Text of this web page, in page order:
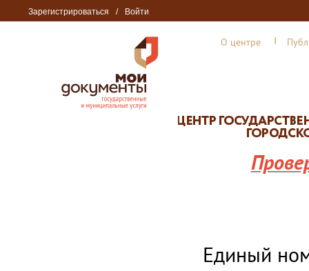
Зарегистрироваться / Войти
О центре
Единый